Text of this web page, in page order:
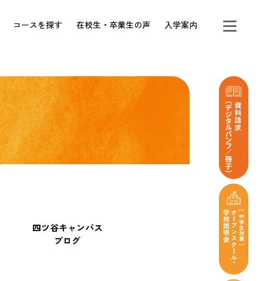
コースを探す 在校生・卒業生の声 入学案内
四ツ谷キャンパス
ブログ